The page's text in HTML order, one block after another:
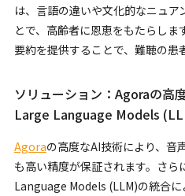
は、言語の違いや文化的なニュ
とで、高齢者に恩恵をもたらし
要約を提供することで、難聴の患
ソリューション：Agoraの高
Large Language Models
Agoraの高度なAI技術により、音
も高い精度が保証されます。さ
Language Models (LLM)の統合